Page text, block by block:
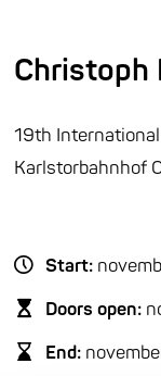
Christoph
19th
Karlstorbahnhof
Start:
Doors open:
End: